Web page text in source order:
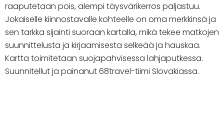
raaputetaan pois, alempi täysvärikerros paljastuu.
Jokaiselle kiinnostavalle kohteelle on oma merkkinsä ja
sen tarkka sijainti suoraan kartalla, mikä tekee matkojen
suunnittelusta ja kirjaamisesta selkeää ja hauskaa.
Kartta toimitetaan suojapahvisessa lahjaputkessa.
Suunnitellut ja painanut 68travel-tiimi Slovakiassa.